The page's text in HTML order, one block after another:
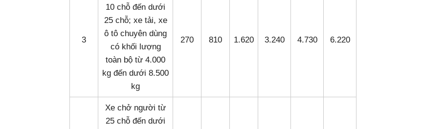
3
10 chỗ đến dưới
25 chỗ; xe tải, xe
ô tô chuyên dùng
có khối lượng
toàn bộ từ 4.000
kg đến dưới 8.500
kg
270 810 1.620 3.240 4.730 6.220
Xe chở người từ
25 chỗ đến dưới